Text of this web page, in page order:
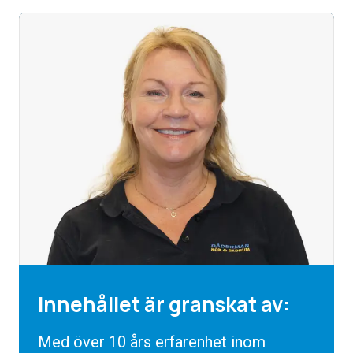
Innehållet är granskat av:
Med över 10 års erfarenhet inom